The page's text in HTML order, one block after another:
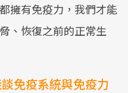
擁有免疫力，我們才能
、恢復之前的正常生
免疫系統與免疫力